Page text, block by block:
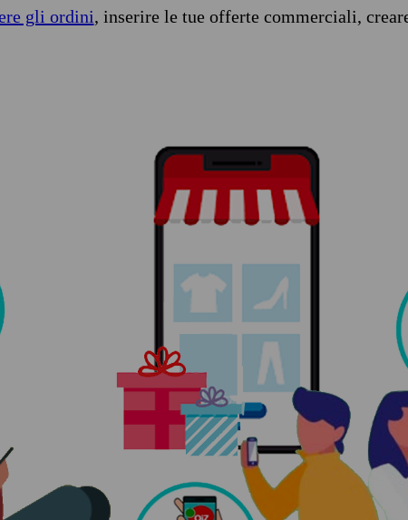
gli ordini, inserire le tue offerte commerciali,